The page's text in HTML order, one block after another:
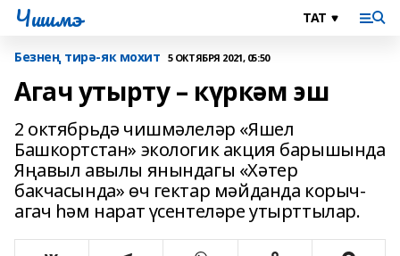
Чишмэ
Безнең тирә-як мохит 5 ОКТЯБРЯ 2021, 05:50
Агач утырту – күркәм эш
2 октябрьдә чишмәлеләр «Яшел
Башкортстан» экологик акция барышында
Яңавыл авылы янындагы «Хәтер
бакчасында» өч гектар мәйданда корыч-
агач һәм нарат үсентеләре утырттылар.